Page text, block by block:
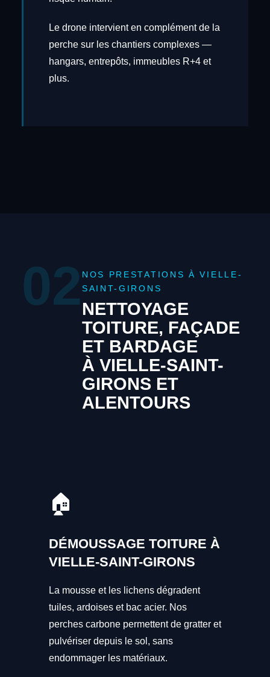
Le drone intervient en complément de la
perche sur les chantiers complexes —
hangars, entrepôts, immeubles R+4 et
plus.
02 NOS PRESTATIONS À VIELLE-
SAINT-GIRONS
NETTOYAGE
TOITURE, FAÇADE
ET BARDAGE
À VIELLE-SAINT-
GIRONS ET
ALENTOURS
🏠
DÉMOUSSAGE TOITURE À
VIELLE-SAINT-GIRONS
La mousse et les lichens dégradent
tuiles, ardoises et bac acier. Nos
perches carbone permettent de gratter et
pulvériser depuis le sol, sans
endommager les matériaux.